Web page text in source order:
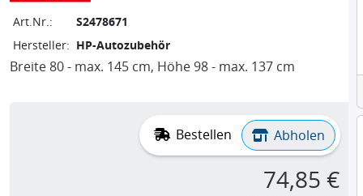
Art.Nr.:
S2478671
Hersteller: HP-Autozubehör
Breite 80 - max. 145 cm, Höhe 98 - max. 137 cm
Bestellen Abholen
74,85 €